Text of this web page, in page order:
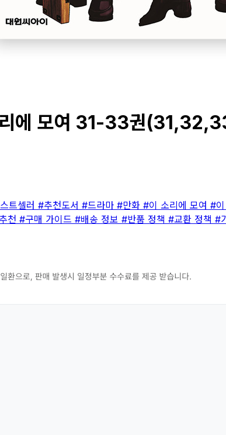
에 모여 31-33권
트셀러 #추천도서 #드라마 #만화 #이 소리에 모여 #
천 #구매 가이드 #배송 정보 #반품 정책 #교환 정책 #